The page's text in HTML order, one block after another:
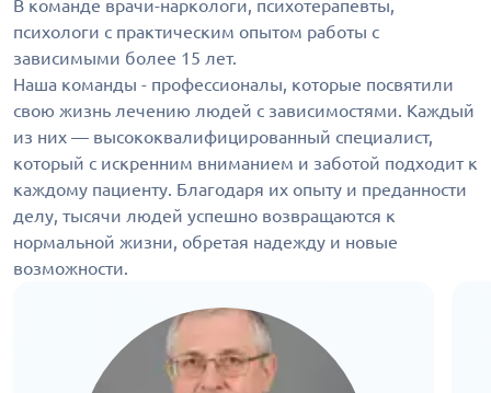
В команде врачи-наркологи, психотерапевты,
психологи с практическим опытом работы с
зависимыми более 15 лет.
Наша команды - профессионалы, которые посвятили
свою жизнь лечению людей с зависимостями. Каждый
из них — высококвалифицированный специалист,
который с искренним вниманием и заботой подходит к
каждому пациенту. Благодаря их опыту и преданности
делу, тысячи людей успешно возвращаются к
нормальной жизни, обретая надежду и новые
возможности.